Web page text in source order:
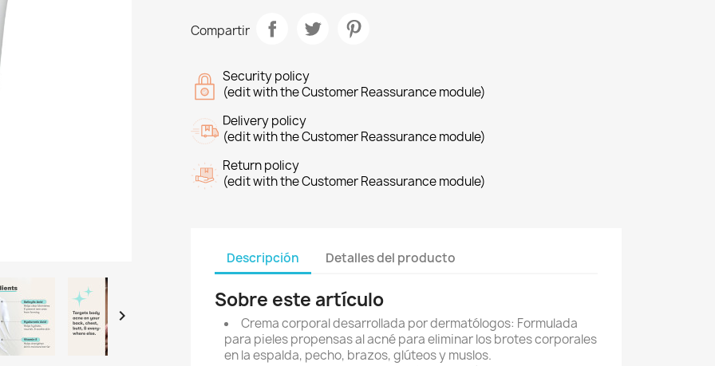

Compartir
Security policy
(edit with the Customer Reassurance module)
Delivery policy
(edit with the Customer Reassurance module)
Return policy
(edit with the Customer Reassurance module)
Descripción Detalles del producto
Sobre este artículo
Crema corporal desarrollada por dermatólogos: Formulada
para pieles propensas al acné para eliminar los brotes corporales
en la espalda, pecho, brazos, glúteos y muslos.